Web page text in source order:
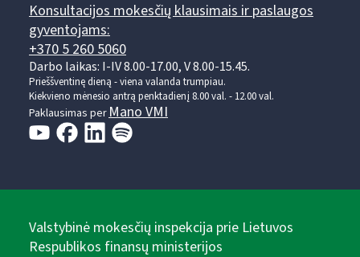
Konsultacijos mokesčių klausimais ir paslaugos
gyventojams:
+370 5 260 5060
Darbo laikas: I-IV 8.00-17.00, V 8.00-15.45.
Prieššventinę dieną - viena valanda trumpiau.
Kiekvieno mėnesio antrą penktadienį 8.00 val. - 12.00 val.
Paklausimas perMano VMI
Valstybinė mokesčių inspekcija prie Lietuvos
Respublikos finansų ministerijos